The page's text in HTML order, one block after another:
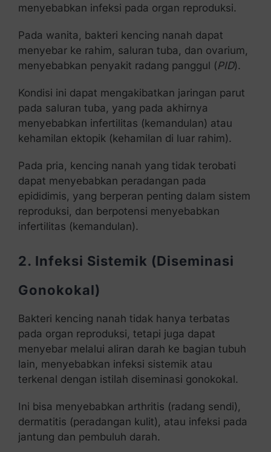
menyebabkan infeksi pada organ reproduksi.
Pada wanita, bakteri kencing nanah dapat
menyebar ke rahim, saluran tuba, dan ovarium,
menyebabkan penyakit radang panggul (PID).
Kondisi ini dapat mengakibatkan jaringan parut
pada saluran tuba, yang pada akhirnya
menyebabkan infertilitas (kemandulan) atau
kehamilan ektopik (kehamilan di luar rahim).
Pada pria, kencing nanah yang tidak terobati
dapat menyebabkan peradangan pada
epididimis, yang berperan penting dalam sistem
reproduksi, dan berpotensi menyebabkan
infertilitas (kemandulan).
2. Infeksi Sistemik (Diseminasi
Gonokokal)
Bakteri kencing nanah tidak hanya terbatas
pada organ reproduksi, tetapi juga dapat
menyebar melalui aliran darah ke bagian tubuh
lain, menyebabkan infeksi sistemik atau
terkenal dengan istilah diseminasi gonokokal.
Ini bisa menyebabkan arthritis (radang sendi),
dermatitis (peradangan kulit), atau infeksi pada
jantung dan pembuluh darah.